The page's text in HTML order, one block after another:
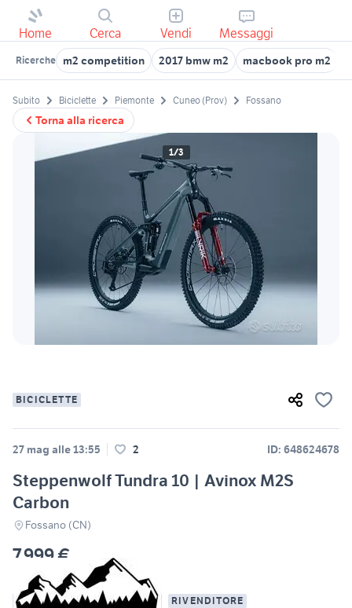
Home Cerca Vendi Messaggi
Ricerche m2 competition 2017 bmw m2 macbook pro m2
Torna alla ricerca
Subito Biciclette Piemonte Cuneo (Prov) Fossano
1/3
BICICLETTE
27 mag alle 13:55 2 ID: 648624678
Steppenwolf Tundra 10 | Avinox M2S
Carbon
Fossano (CN)
7.999 €
RIVENDITORE